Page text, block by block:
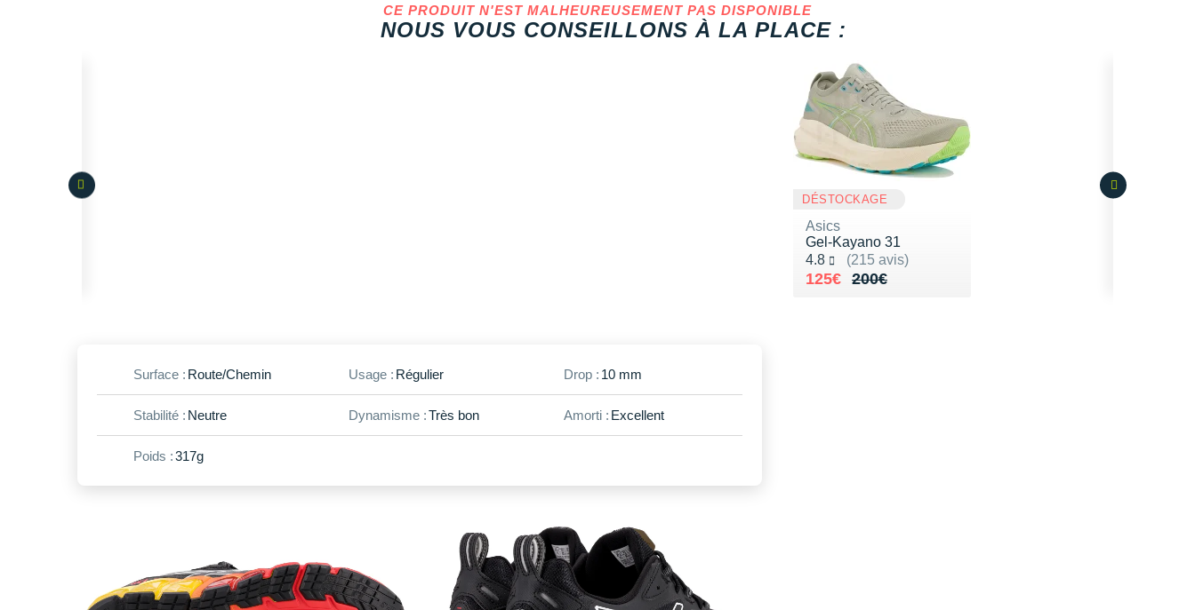
Surface : Route/Chemin Usage : Régulier Drop : 10 mm
Stabilité : Neutre Dynamisme :Très bon Amorti : Excellent
Poids :317g
CE PRODUIT N'EST MALHEUREUSEMENT PAS DISPONIBLE
NOUS VOUS CONSEILLONS À LA PLACE :
DÉSTOCKAGE
Asics
Gel-Kayano 31
4.8
(215 avis)
Noté 4.8 sur 5
200€
Au lieu de 200€
125€
Vendu 125€